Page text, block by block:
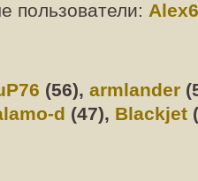
пользователи:
(56), armlander
d (47), Blackjet